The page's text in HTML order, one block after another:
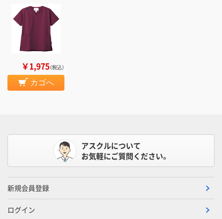
￥1,975（税込）
カゴへ
アスクルについて
お気軽にご質問ください。
新規会員登録
ログイン